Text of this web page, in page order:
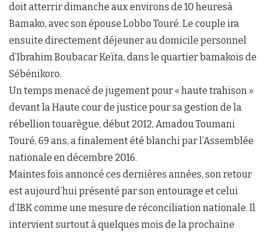
doit atterrir dimanche aux environs de 10 heuresà
Bamako, avec son épouse Lobbo Touré. Le couple ira
ensuite directement déjeuner au domicile personnel
d’Ibrahim Boubacar Keïta, dans le quartier bamakois de
Sébénikoro.
Un temps menacé de jugement pour « haute trahison »
devant la Haute cour de justice pour sa gestion de la
rébellion touarègue, début 2012, Amadou Toumani
Touré, 69 ans, a finalement été blanchi par l’Assemblée
nationale en décembre 2016.
Maintes fois annoncé ces dernières années, son retour
est aujourd’hui présenté par son entourage et celui
d’IBK comme une mesure de réconciliation nationale. Il
intervient surtout à quelques mois de la prochaine